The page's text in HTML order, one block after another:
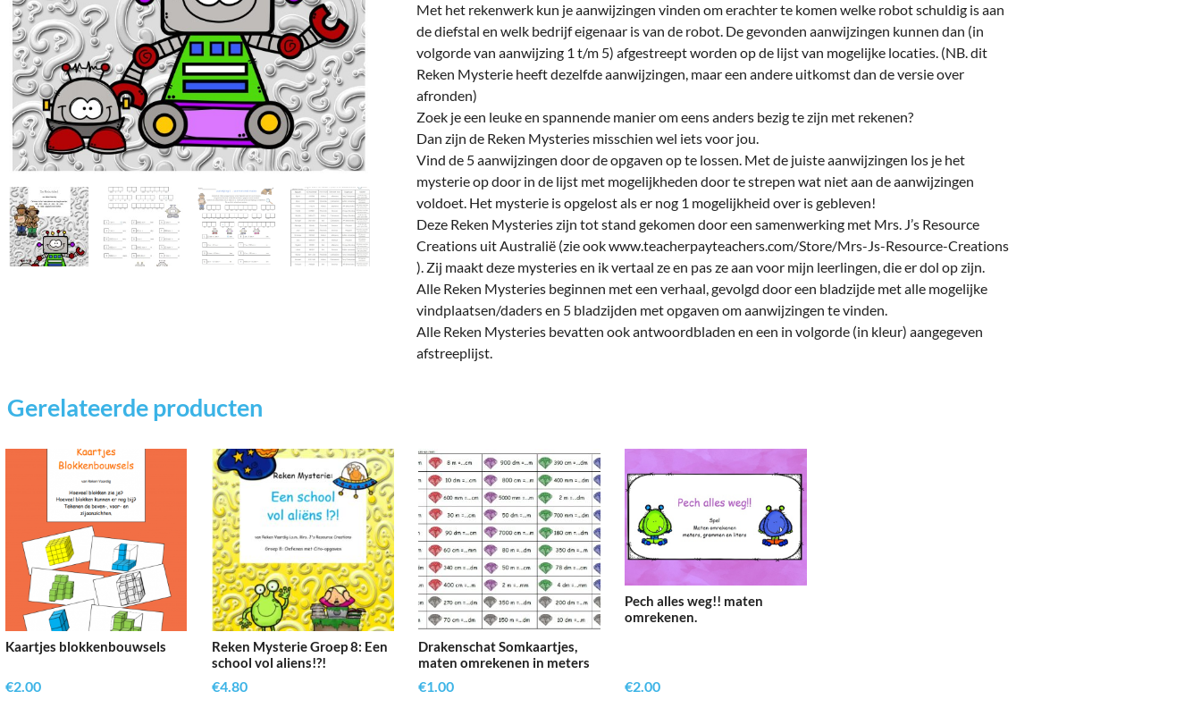
Met het rekenwerk kun je aanwijzingen vinden om erachter te komen welke robot schuldig is aan
de diefstal en welk bedrijf eigenaar is van de robot. De gevonden aanwijzingen kunnen dan (in
volgorde van aanwijzing 1 t/m 5) afgestreept worden op de lijst van mogelijke locaties. (NB. dit
Reken Mysterie heeft dezelfde aanwijzingen, maar een andere uitkomst dan de versie over
afronden)
Zoek je een leuke en spannende manier om eens anders bezig te zijn met rekenen?
Dan zijn de Reken Mysteries misschien wel iets voor jou.
Vind de 5 aanwijzingen door de opgaven op te lossen. Met de juiste aanwijzingen los je het
mysterie op door in de lijst met mogelijkheden door te strepen wat niet aan de aanwijzingen
voldoet. Het mysterie is opgelost als er nog 1 mogelijkheid over is gebleven!
Deze Reken Mysteries zijn tot stand gekomen door een samenwerking met Mrs. J’s Resource
Creations uit Australië (zie ook www.teacherpayteachers.com/Store/Mrs-Js-Resource-Creations
). Zij maakt deze mysteries en ik vertaal ze en pas ze aan voor mijn leerlingen, die er dol op zijn.
Alle Reken Mysteries beginnen met een verhaal, gevolgd door een bladzijde met alle mogelijke
vindplaatsen/daders en 5 bladzijden met opgaven om aanwijzingen te vinden.
Alle Reken Mysteries bevatten ook antwoordbladen en een in volgorde (in kleur) aangegeven
afstreeplijst.
Gerelateerde producten
Kaartjes blokkenbouwsels
€2.00
Reken Mysterie Groep 8: Een
school vol aliens!?!
€4.80
Drakenschat Somkaartjes,
maten omrekenen in meters
€1.00
Pech alles weg!! maten
omrekenen.
€2.00